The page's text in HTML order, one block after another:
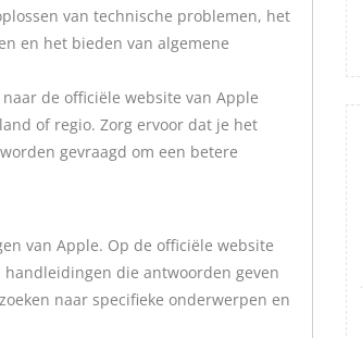
van technische problemen, het
en het bieden van algemene
de officiële website van Apple
of regio. Zorg ervoor dat je het
gevraagd om een betere
van Apple. Op de officiële website
die antwoorden geven
naar specifieke onderwerpen en